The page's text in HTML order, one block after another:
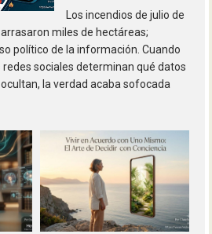
Los incendios de julio de
miles de hectáreas;
político de la información. Cuando
redes sociales determinan qué datos
la verdad acaba sofocada